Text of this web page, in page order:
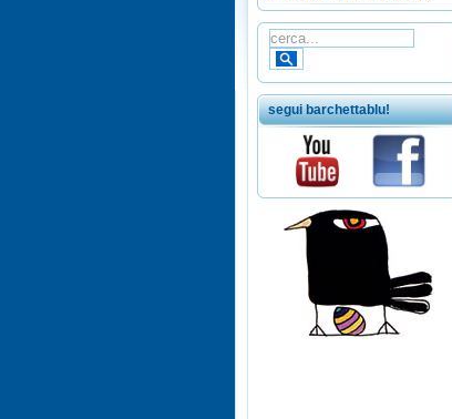
segui barchettablu!